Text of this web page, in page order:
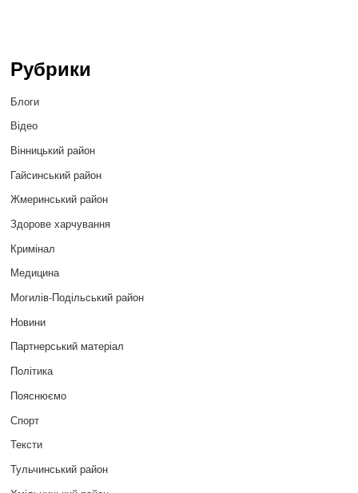
Рубрики
Блоги
Відео
Вінницький район
Гайсинський район
Жмеринський район
Здорове харчування
Кримінал
Медицина
Могилів-Подільський район
Новини
Партнерський матеріал
Політика
Пояснюємо
Спорт
Тексти
Тульчинський район